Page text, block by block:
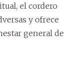
el cordero
y ofrece
general de